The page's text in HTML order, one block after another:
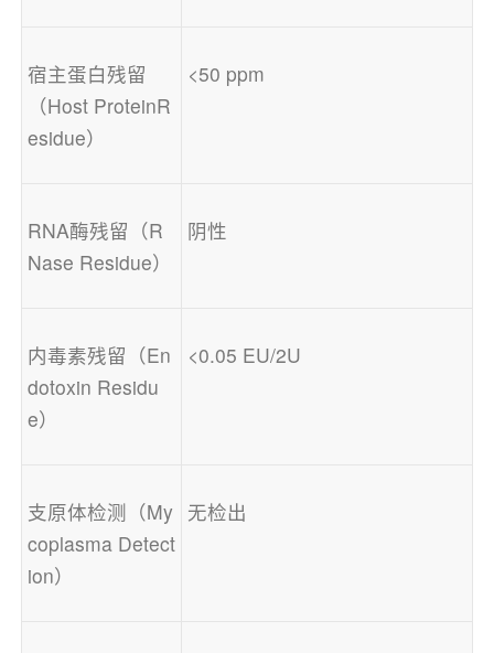
宿主蛋白残留
（Host ProteinR
esidue）
<50 ppm
RNA酶残留（R
Nase Residue）
阴性
内毒素残留（En
dotoxin Residu
e）
<0.05 EU/2U
支原体检测（My
coplasma Detect
ion）
无检出